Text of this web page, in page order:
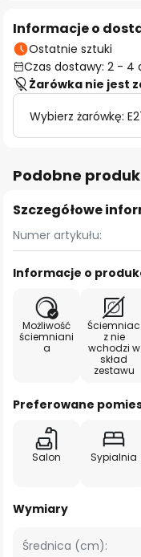
Informacje o
Ostatnie sztuki
Czas dostawy: 2 - 4
Żarówka nie jest
Wybierz żarówkę:
Podobne
Szczegółowe
Numer artykułu:
Informacje o
Możliwość
ściemniani
a
Ściemniac
z nie
wchodzi w
skład
zestawu
Preferowane
Salon Sypialnia
Wymiary
Średnica (cm):